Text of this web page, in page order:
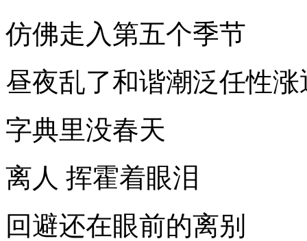
仿佛走入第五个季节
昼夜乱了和谐潮泛任性涨
字典里没春天
离人 挥霍着眼泪
回避还在眼前的离别